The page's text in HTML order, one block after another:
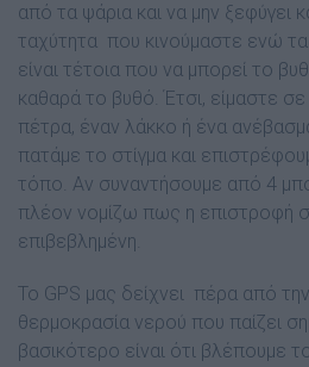
από τα ψάρια και να μην ξεφύγει
ταχύτητα που κινούμαστε ενώ
είναι τέτοια που να μπορεί το
καθαρά το βυθό. Έτσι, είμαστε
πέτρα, έναν λάκκο ή ένα
πατάμε το στίγμα και
τόπο. Αν συναντήσουμε από 4
πλέον νομίζω πως η επιστροφή
επιβεβλημένη.
Το GPS μας δείχνει πέρα από
θερμοκρασία νερού που παίζει
βασικότερο είναι ότι βλέπουμε